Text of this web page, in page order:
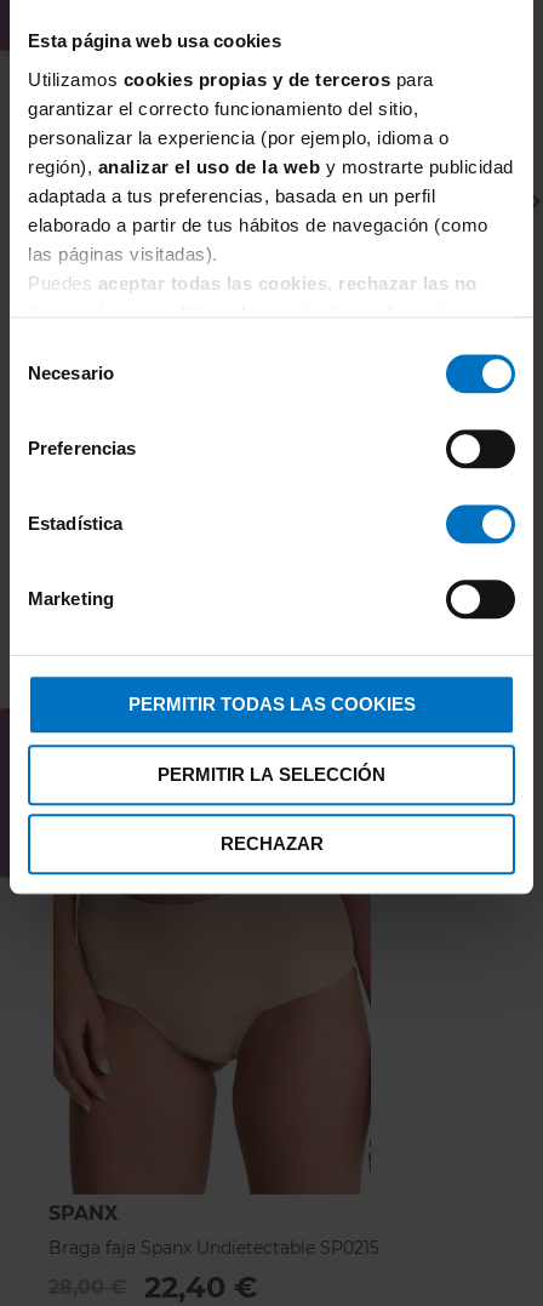
Esta página web usa cookies
Utilizamos cookies propias y de terceros para
garantizar el correcto funcionamiento del sitio,
personalizar la experiencia (por ejemplo, idioma o
región), analizar el uso de la web y mostrarte publicidad
adaptada a tus preferencias, basada en un perfil
elaborado a partir de tus hábitos de navegación (como
las páginas visitadas).
Puedes aceptar todas las cookies, rechazar las no
Necesario
Preferencias
Estadística
Marketing
PERMITIR TODAS LAS COOKIES
PERMITIR LA SELECCIÓN
RECHAZAR
TAMBIÉN TE PUEDE
INTERESAR
SPANX
Braga faja Spanx Undietectable SP0215
22,40 €